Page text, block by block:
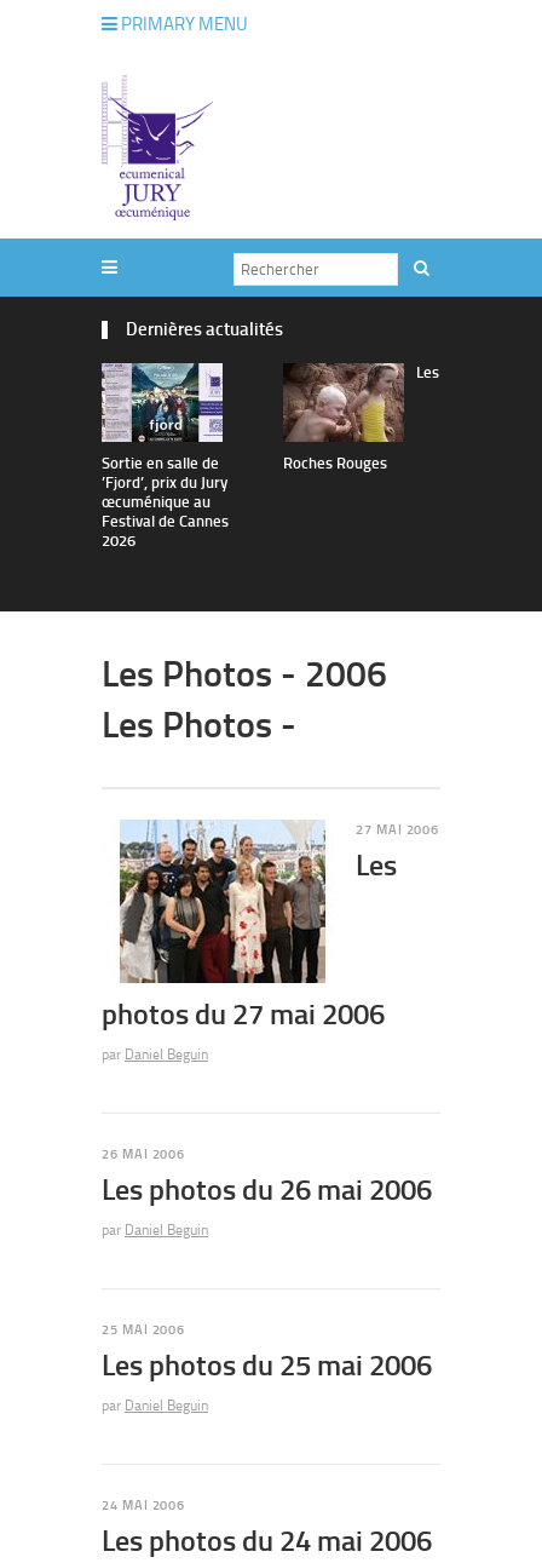
PRIMARY MENU
Dernières actualités
Sortie en salle de
’Fjord’, prix du Jury
œcuménique au
Festival de Cannes
2026
Les
Roches Rouges
Les Photos - 2006
Les Photos -
27 MAI 2006
Les
photos du 27 mai 2006
par Daniel Beguin
26 MAI 2006
Les photos du 26 mai 2006
par Daniel Beguin
25 MAI 2006
Les photos du 25 mai 2006
par Daniel Beguin
24 MAI 2006
Les photos du 24 mai 2006